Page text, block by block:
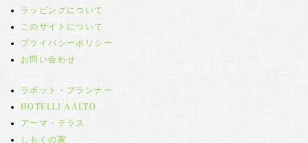
ラッピングについて
このサイトについて
プライバシーポリシー
お問い合わせ
ラボット・プランナー
HOTELLI AALTO
アーマ・テラス
しもくの家